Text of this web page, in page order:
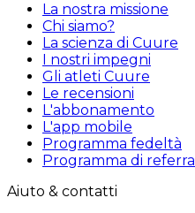
La nostra missione
Chi siamo?
La scienza di Cuure
I nostri impegni
Gli atleti Cuure
Le recensioni
L'abbonamento
L'app mobile
Programma fedeltà
Programma di referral
Aiuto & contatti